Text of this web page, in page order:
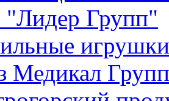
Групп"
игрушки
Медикал Групп